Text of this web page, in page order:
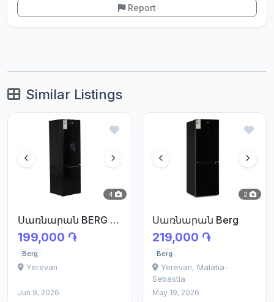
Report
Similar Listings
4
Սառնարան BERG BR-D273BBD
199,000 ֏
Berg
Yerevan
Jun 9, 2026
2
Սառնարան Berg
219,000 ֏
Berg
Yerevan, Malatia-
Sebastia
May 19, 2026